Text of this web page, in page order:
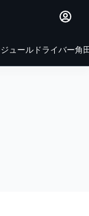
ュール ドライバー角